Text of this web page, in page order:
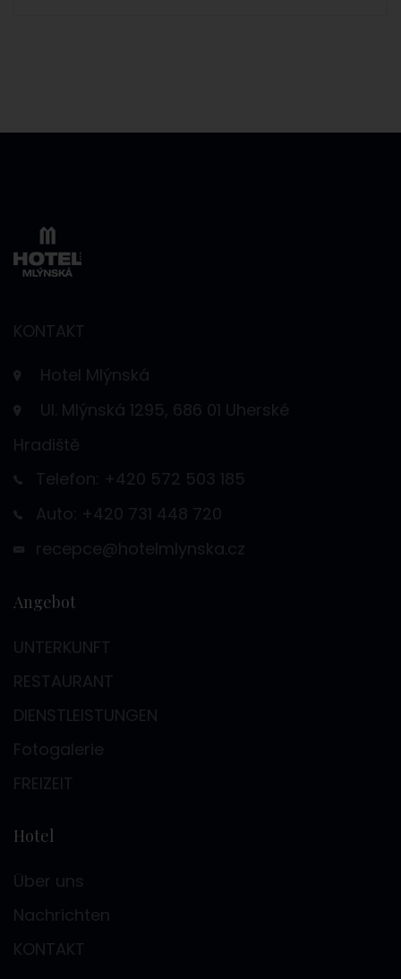
KONTAKT
Hotel Mlýnská
Ul. Mlýnská 1295, 686 01 Uherské
Hradiště
Telefon: +420 572 503 185
Auto: +420 731 448 720
recepce@hotelmlynska.cz
Angebot
UNTERKUNFT
RESTAURANT
DIENSTLEISTUNGEN
Fotogalerie
FREIZEIT
Hotel
Über uns
Nachrichten
KONTAKT